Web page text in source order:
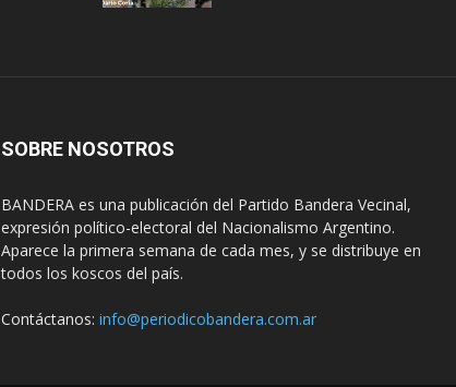
SOBRE NOSOTROS
BANDERA es una publicación del Partido Bandera Vecinal,
expresión político-electoral del Nacionalismo Argentino.
Aparece la primera semana de cada mes, y se distribuye en
todos los koscos del país.
Contáctanos: info@periodicobandera.com.ar